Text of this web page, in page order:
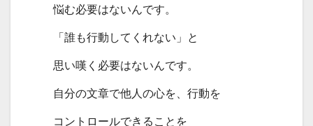
悩む必要はないんです。
「誰も行動してくれない」と
思い嘆く必要はないんです。
自分の文章で他人の心を、行動を
コントロールできることを